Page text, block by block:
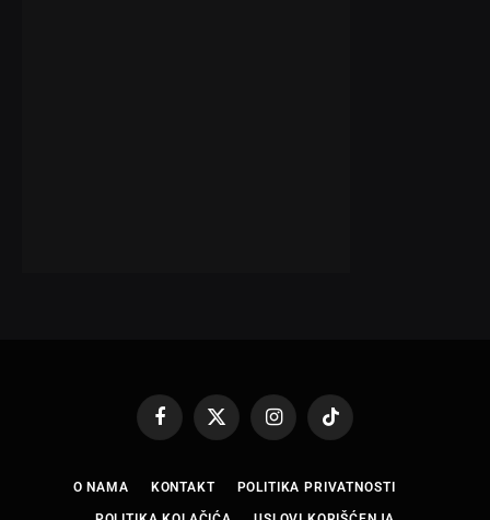
FacebookX
InstagramTikTok
O NAMA KONTAKT POLITIKA PRIVATNOSTI